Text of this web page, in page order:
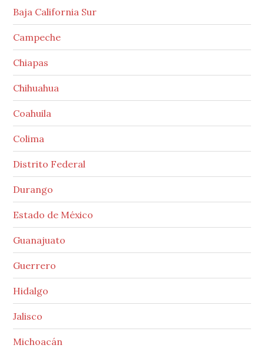
Baja California Sur
Campeche
Chiapas
Chihuahua
Coahuila
Colima
Distrito Federal
Durango
Estado de México
Guanajuato
Guerrero
Hidalgo
Jalisco
Michoacán